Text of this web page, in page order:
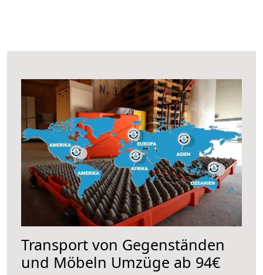
Transport von Gegenständen
und Möbeln Umzüge ab 94€